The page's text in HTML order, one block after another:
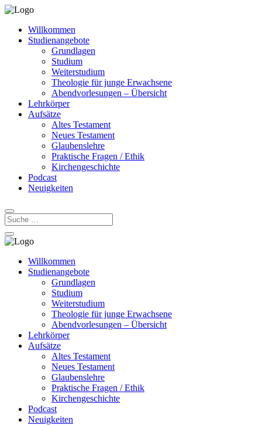
Willkommen
Studienangebote
Grundlagen
Studium
Weiterstudium
Theologie für junge Erwachsene
Abendvorlesungen – Übersicht
Lehrkörper
Aufsätze
Altes Testament
Neues Testament
Glaubenslehre
Praktische Fragen / Ethik
Kirchengeschichte
Podcast
Neuigkeiten
Willkommen
Studienangebote
Grundlagen
Studium
Weiterstudium
Theologie für junge Erwachsene
Abendvorlesungen – Übersicht
Lehrkörper
Aufsätze
Altes Testament
Neues Testament
Glaubenslehre
Praktische Fragen / Ethik
Kirchengeschichte
Podcast
Neuigkeiten